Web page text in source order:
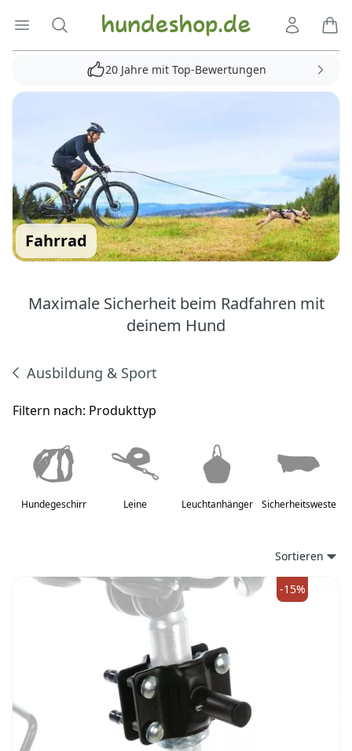
Menü öffnen
Suche Hundeshop.de
20 Jahre mit Top-Bewertungen
Fahrrad
Maximale Sicherheit beim Radfahren mit
deinem Hund
Ausbildung & Sport
Produkte
Filtern nach: Produkttyp
Hundegeschirr Leine Leuchtanhänger Sicherheitsweste
Sortieren
-15%